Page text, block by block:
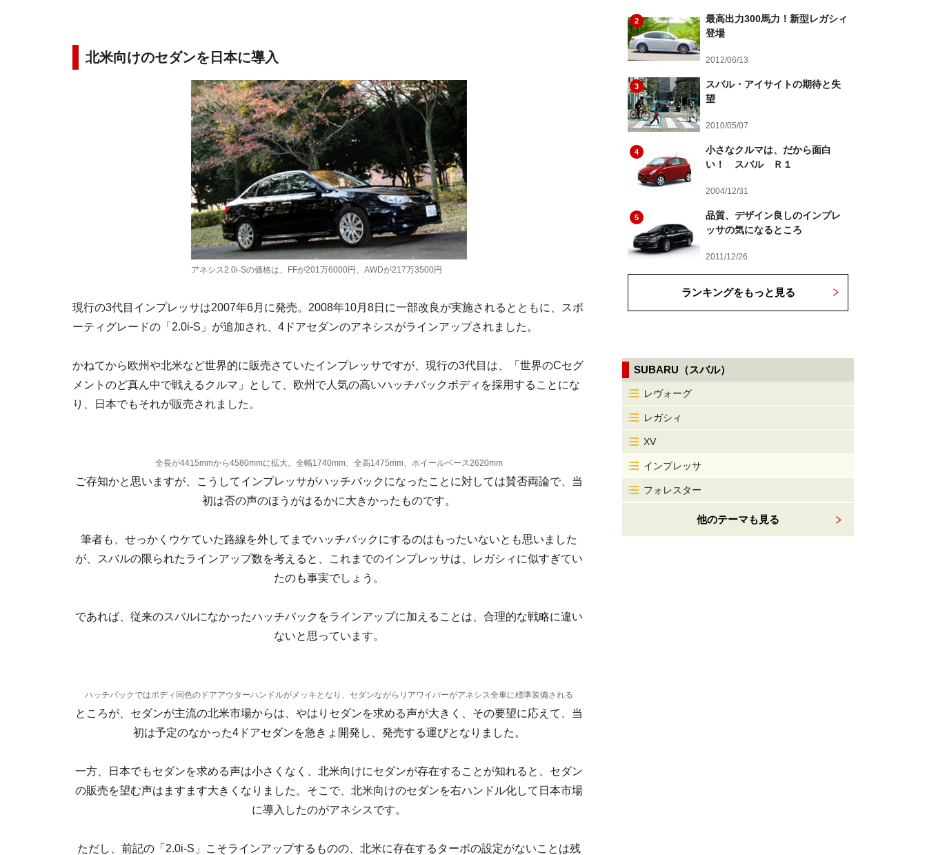
北米向けのセダンを日本に導入
アネシス2.0i-Sの価格は、FFが201万6000円、AWDが217万3500円
現行の3代目インプレッサは2007年6月に発売。2008年10月8日に一部改良が実施されるとともに、スポ
ーティグレードの「2.0i-S」が追加され、4ドアセダンのアネシスがラインアップされました。
かねてから欧州や北米など世界的に販売さていたインプレッサですが、現行の3代目は、「世界のCセグ
メントのど真ん中で戦えるクルマ」として、欧州で人気の高いハッチバックボディを採用することにな
り、日本でもそれが販売されました。
全長が4415mmから4580mmに拡大。全幅1740mm、全高1475mm、ホイールベース2620mm
ご存知かと思いますが、こうしてインプレッサがハッチバックになったことに対しては賛否両論で、当
初は否の声のほうがはるかに大きかったものです。
筆者も、せっかくウケていた路線を外してまでハッチバックにするのはもったいないとも思いました
が、スバルの限られたラインアップ数を考えると、これまでのインプレッサは、レガシィに似すぎてい
たのも事実でしょう。
であれば、従来のスバルになかったハッチバックをラインアップに加えることは、合理的な戦略に違い
ないと思っています。
ハッチバックではボディ同色のドアアウターハンドルがメッキとなり、セダンながらリアワイパーがアネシス全車に標準装備される
ところが、セダンが主流の北米市場からは、やはりセダンを求める声が大きく、その要望に応えて、当
初は予定のなかった4ドアセダンを急きょ開発し、発売する運びとなりました。
一方、日本でもセダンを求める声は小さくなく、北米向けにセダンが存在することが知れると、セダン
の販売を望む声はますます大きくなりました。そこで、北米向けのセダンを右ハンドル化して日本市場
に導入したのがアネシスです。
ただし、前記の「2.0i-S」こそラインアップするものの、北米に存在するターボの設定がないことは残
2
最高出力300馬力！新型レガシィ
登場
2012/06/13
3
スバル・アイサイトの期待と失
望
2010/05/07
4
小さなクルマは、だから面白
い！ スバル Ｒ１
2004/12/31
5
品質、デザイン良しのインプレ
ッサの気になるところ
2011/12/26
ランキングをもっと見る
SUBARU（スバル）
レヴォーグ
レガシィ
XV
インプレッサ
フォレスター
他のテーマも見る